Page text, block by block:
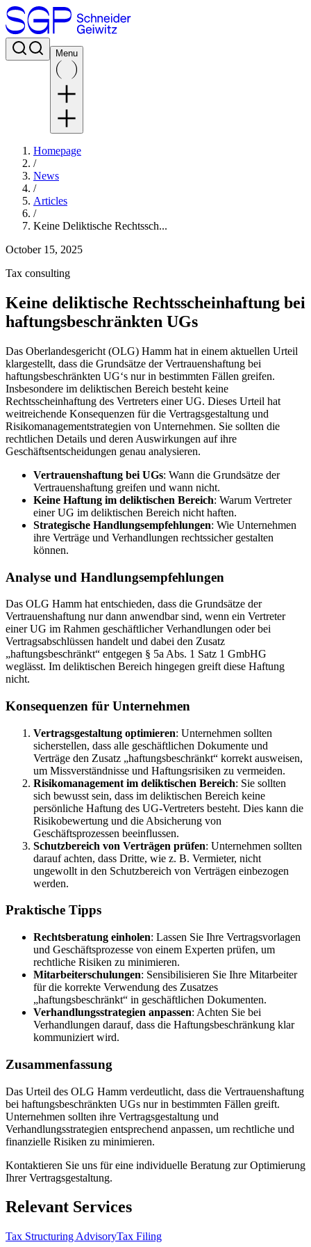
Menu
Homepage
/
News
/
Articles
/
Keine Deliktische Rechtssch...
October 15, 2025
Tax consulting
Keine deliktische Rechtsscheinhaftung bei
haftungsbeschränkten UGs
Das Oberlandesgericht (OLG) Hamm hat in einem aktuellen Urteil
klargestellt, dass die Grundsätze der Vertrauenshaftung bei
haftungsbeschränkten UG‘s nur in bestimmten Fällen greifen.
Insbesondere im deliktischen Bereich besteht keine
Rechtsscheinhaftung des Vertreters einer UG. Dieses Urteil hat
weitreichende Konsequenzen für die Vertragsgestaltung und
Risikomanagementstrategien von Unternehmen. Sie sollten die
rechtlichen Details und deren Auswirkungen auf ihre
Geschäftsentscheidungen genau analysieren.
Vertrauenshaftung bei UGs: Wann die Grundsätze der
Vertrauenshaftung greifen und wann nicht.
Keine Haftung im deliktischen Bereich: Warum Vertreter
einer UG im deliktischen Bereich nicht haften.
Strategische Handlungsempfehlungen: Wie Unternehmen
ihre Verträge und Verhandlungen rechtssicher gestalten
können.
Analyse und Handlungsempfehlungen
Das OLG Hamm hat entschieden, dass die Grundsätze der
Vertrauenshaftung nur dann anwendbar sind, wenn ein Vertreter
einer UG im Rahmen geschäftlicher Verhandlungen oder bei
Vertragsabschlüssen handelt und dabei den Zusatz
„haftungsbeschränkt“ entgegen § 5a Abs. 1 Satz 1 GmbHG
weglässt. Im deliktischen Bereich hingegen greift diese Haftung
nicht.
Konsequenzen für Unternehmen
Vertragsgestaltung optimieren: Unternehmen sollten
sicherstellen, dass alle geschäftlichen Dokumente und
Verträge den Zusatz „haftungsbeschränkt“ korrekt ausweisen,
um Missverständnisse und Haftungsrisiken zu vermeiden.
Risikomanagement im deliktischen Bereich: Sie sollten
sich bewusst sein, dass im deliktischen Bereich keine
persönliche Haftung des UG-Vertreters besteht. Dies kann die
Risikobewertung und die Absicherung von
Geschäftsprozessen beeinflussen.
Schutzbereich von Verträgen prüfen: Unternehmen sollten
darauf achten, dass Dritte, wie z. B. Vermieter, nicht
ungewollt in den Schutzbereich von Verträgen einbezogen
werden.
Praktische Tipps
Rechtsberatung einholen: Lassen Sie Ihre Vertragsvorlagen
und Geschäftsprozesse von einem Experten prüfen, um
rechtliche Risiken zu minimieren.
Mitarbeiterschulungen: Sensibilisieren Sie Ihre Mitarbeiter
für die korrekte Verwendung des Zusatzes
„haftungsbeschränkt“ in geschäftlichen Dokumenten.
Verhandlungsstrategien anpassen: Achten Sie bei
Verhandlungen darauf, dass die Haftungsbeschränkung klar
kommuniziert wird.
Zusammenfassung
Das Urteil des OLG Hamm verdeutlicht, dass die Vertrauenshaftung
bei haftungsbeschränkten UGs nur in bestimmten Fällen greift.
Unternehmen sollten ihre Vertragsgestaltung und
Verhandlungsstrategien entsprechend anpassen, um rechtliche und
finanzielle Risiken zu minimieren.
Kontaktieren Sie uns für eine individuelle Beratung zur Optimierung
Ihrer Vertragsgestaltung.
Relevant Services
Tax Structuring AdvisoryTax Filing